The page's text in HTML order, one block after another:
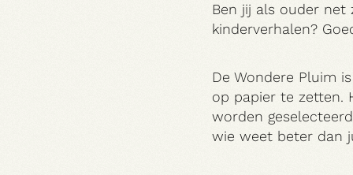
Ben jij als ouder net
kinderverhalen?
De Wondere Pluim
op papier te zetten.
worden
wie weet beter dan